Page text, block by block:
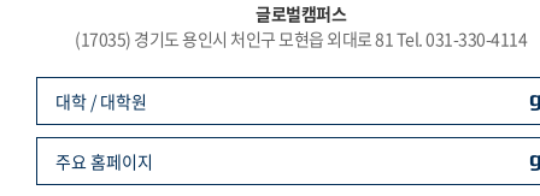
글로벌캠퍼스
(17035) 경기도 용인시 처인구 모현읍 외대로 81 Tel. 031-330-4114
대학 / 대학원
주요 홈페이지